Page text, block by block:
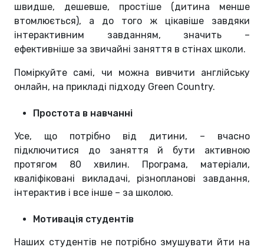
швидше, дешевше, простіше (дитина менше
втомлюється), а до того ж цікавіше завдяки
інтерактивним завданням, значить –
ефективніше за звичайні заняття в стінах школи.
Поміркуйте самі, чи можна вивчити англійську
онлайн, на прикладі підходу Green Country.
Простота в навчанні
Усе, що потрібно від дитини, – вчасно
підключитися до заняття й бути активною
протягом 80 хвилин. Програма, матеріали,
кваліфіковані викладачі, різнопланові завдання,
інтерактив і все інше – за школою.
Мотивація студентів
Наших студентів не потрібно змушувати йти на